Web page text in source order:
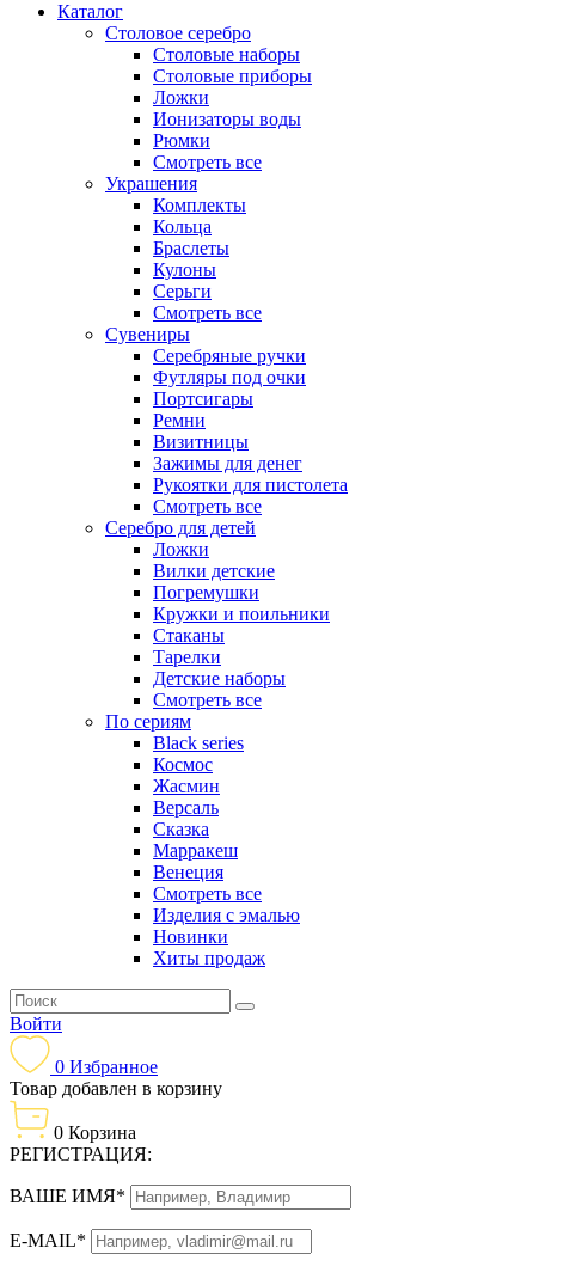
Каталог
Столовое серебро
Столовые наборы
Столовые приборы
Ложки
Ионизаторы воды
Рюмки
Смотреть все
Украшения
Комплекты
Кольца
Браслеты
Кулоны
Серьги
Смотреть все
Сувениры
Серебряные ручки
Футляры под очки
Портсигары
Ремни
Визитницы
Зажимы для денег
Рукоятки для пистолета
Смотреть все
Серебро для детей
Ложки
Вилки детские
Погремушки
Кружки и поильники
Стаканы
Тарелки
Детские наборы
Смотреть все
По сериям
Black series
Космос
Жасмин
Версаль
Сказка
Марракеш
Венеция
Смотреть все
Изделия с эмалью
Новинки
Хиты продаж
Войти
0 Избранное
Товар добавлен в корзину
0 Корзина
РЕГИСТРАЦИЯ:
ВАШЕ ИМЯ*
E-MAIL*